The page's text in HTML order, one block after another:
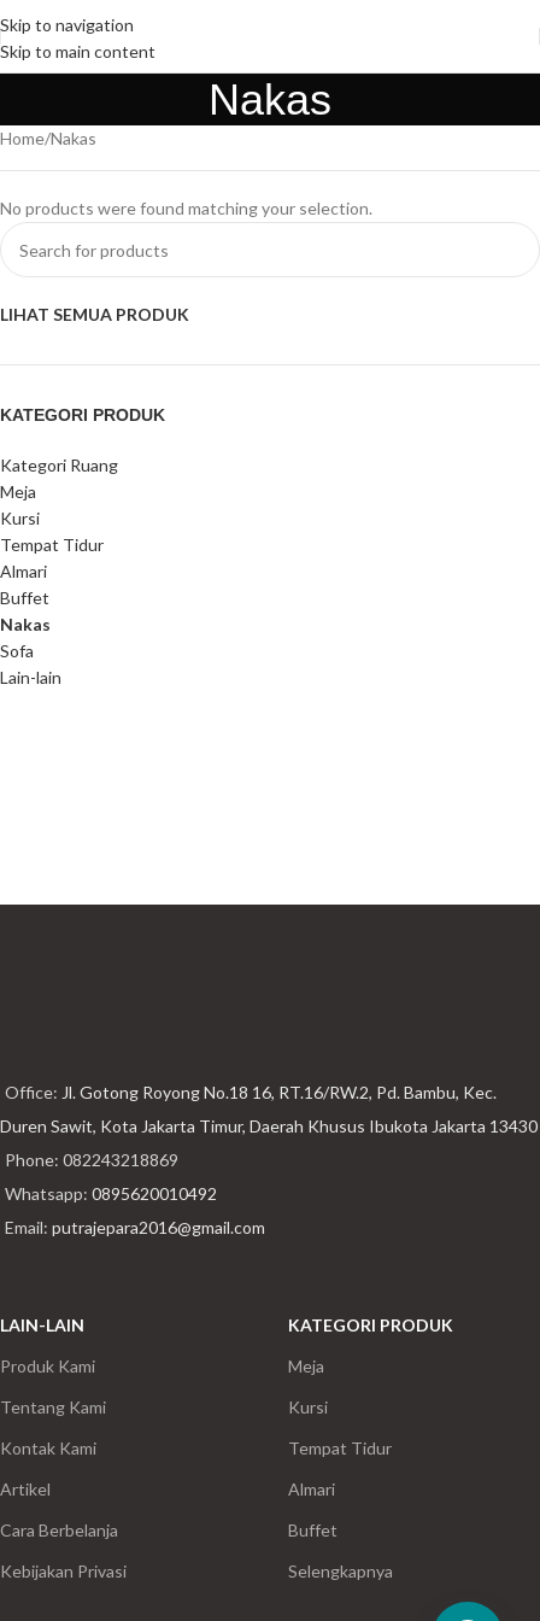
Skip to navigation
Skip to main content
Nakas
LIHAT SEMUA PRODUK
KATEGORI PRODUK
Kategori Ruang
Meja
Kursi
Tempat Tidur
Almari
Buffet
Nakas
Sofa
Lain-lain
Home Nakas
No products were found matching your selection.
Office: Jl. Gotong Royong No.18 16, RT.16/RW.2, Pd. Bambu, Kec.
Duren Sawit, Kota Jakarta Timur, Daerah Khusus Ibukota Jakarta 13430
Phone: 082243218869
Whatsapp: 0895620010492
Email: putrajepara2016@gmail.com
LAIN-LAIN
Produk Kami
Tentang Kami
Kontak Kami
Artikel
Cara Berbelanja
Kebijakan Privasi
KATEGORI PRODUK
Meja
Kursi
Tempat Tidur
Almari
Buffet
Selengkapnya